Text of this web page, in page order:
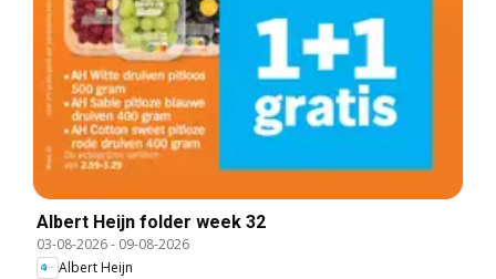
Albert Heijn folder week 32
03-08-2026- 09-08-2026
Albert Heijn